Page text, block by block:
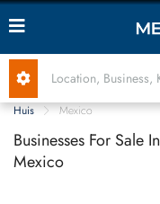
Huis Mexico
Businesses For Sale In
Mexico